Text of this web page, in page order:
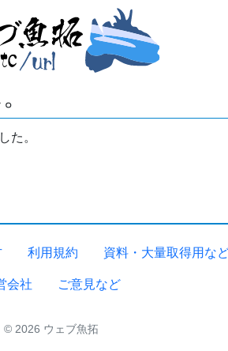
た。
利用規約 資料・大量取得用な
会社 ご意見など
© 2026 ウェブ魚拓